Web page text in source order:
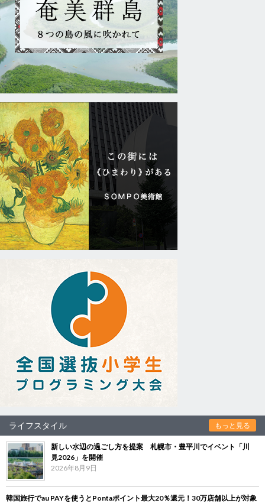
ライフスタイル もっと見る
新しい水辺の過ごし方を提案 札幌市・豊平川でイベント「川
見2026」を開催
2026年8月9日
韓国旅行でau PAYを使うとPontaポイント最大20％還元！30万店舗以上が対象